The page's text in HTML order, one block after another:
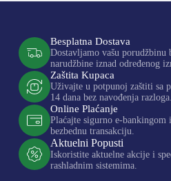
Besplatna Dostava
Dostavljamo vašu porudžbinu
narudžbine iznad određenog
Zaštita Kupaca
Uživajte u potpunoj zaštiti sa
14 dana bez navođenja razloga.
Online Plaćanje
Plaćajte sigurno e-bankingom
bezbednu transakciju.
Aktuelni Popusti
Iskoristite aktuelne akcije i
rashladnim sistemima.